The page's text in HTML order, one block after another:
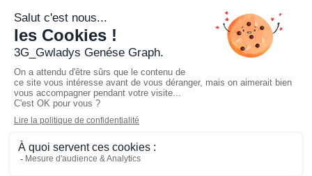
Pratiques thérapeutiques
Ressources
Échangeons
Contact